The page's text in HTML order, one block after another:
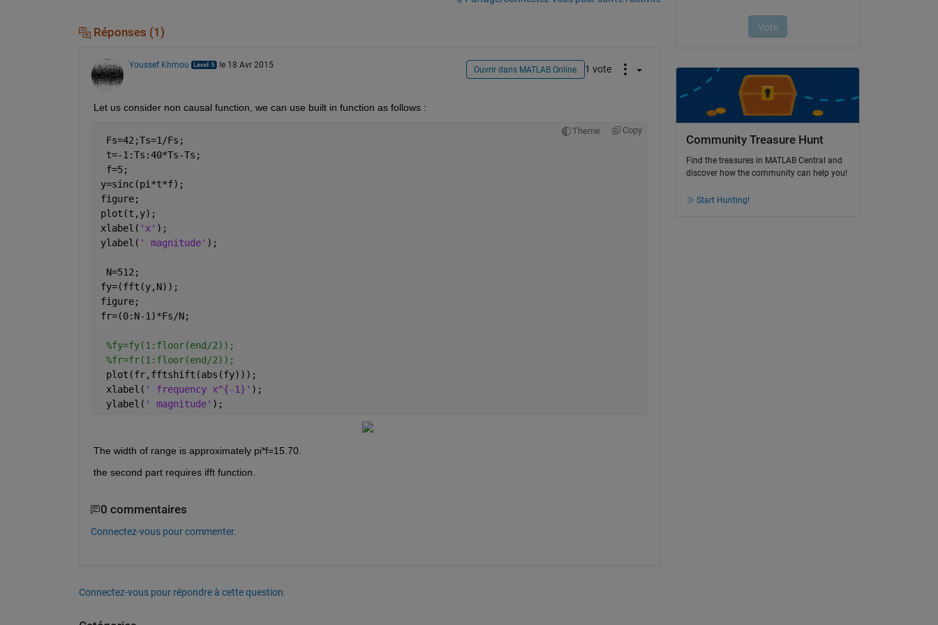
Réponses (1)
Youssef Khmou le 18 Avr 2015 Ouvrir dans MATLAB Online 1 vote
Let us consider non causal function, we can use built in function as follows :
Theme Copy
Fs=42;Ts=1/Fs;
t=-1:Ts:40*Ts-Ts;
f=5;
y=sinc(pi*t*f);
figure;
plot(t,y);
xlabel( 'x' );
ylabel( ' magnitude' );
N=512;
fy=(fft(y,N));
figure;
fr=(0:N-1)*Fs/N;
%fy=fy(1:floor(end/2));
%fr=fr(1:floor(end/2));
plot(fr,fftshift(abs(fy)));
xlabel( ' frequency x^{-1}' );
ylabel( ' magnitude' );
The width of range is approximately pi*f=15.70.
the second part requires ifft function.
0 commentaires
Connectez-vous pour commenter.
Connectez-vous pour répondre à cette question.
Community Treasure Hunt
Find the treasures in MATLAB Central and
discover how the community can help you!
Start Hunting!